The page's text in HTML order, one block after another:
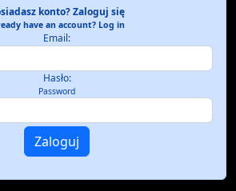
konto? Zaloguj się
have an account? Log in
Email:
Hasło:
Password